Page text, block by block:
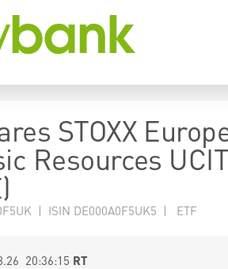
STOXX
Resources
| ISIN DE000A0F5UK5 | ETF
20:36:15 RT